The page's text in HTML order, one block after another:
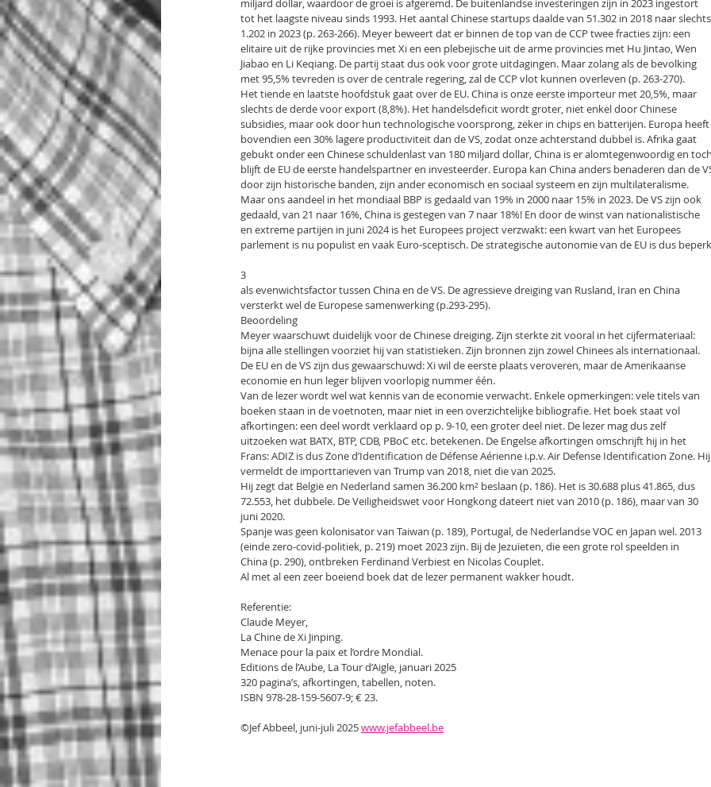
miljard dollar, waardoor de groei is afgeremd. De buitenlandse investeringen zijn in 2023 ingestort
tot het laagste niveau sinds 1993. Het aantal Chinese startups daalde van 51.302 in 2018 naar slechts
1.202 in 2023 (p. 263-266). Meyer beweert dat er binnen de top van de CCP twee fracties zijn: een
elitaire uit de rijke provincies met Xi en een plebejische uit de arme provincies met Hu Jintao, Wen
Jiabao en Li Keqiang. De partij staat dus ook voor grote uitdagingen. Maar zolang als de bevolking
met 95,5% tevreden is over de centrale regering, zal de CCP vlot kunnen overleven (p. 263-270).
Het tiende en laatste hoofdstuk gaat over de EU. China is onze eerste importeur met 20,5%, maar
slechts de derde voor export (8,8%). Het handelsdeficit wordt groter, niet enkel door Chinese
subsidies, maar ook door hun technologische voorsprong, zeker in chips en batterijen. Europa heeft
bovendien een 30% lagere productiviteit dan de VS, zodat onze achterstand dubbel is. Afrika gaat
gebukt onder een Chinese schuldenlast van 180 miljard dollar, China is er alomtegenwoordig en
blijft de EU de eerste handelspartner en investeerder. Europa kan China anders benaderen dan de
door zijn historische banden, zijn ander economisch en sociaal systeem en zijn multilateralisme.
Maar ons aandeel in het mondiaal BBP is gedaald van 19% in 2000 naar 15% in 2023. De VS zijn ook
gedaald, van 21 naar 16%, China is gestegen van 7 naar 18%! En door de winst van nationalistische
en extreme partijen in juni 2024 is het Europees project verzwakt: een kwart van het Europees
parlement is nu populist en vaak Euro-sceptisch. De strategische autonomie van de EU is dus
3
als evenwichtsfactor tussen China en de VS. De agressieve dreiging van Rusland, Iran en China
versterkt wel de Europese samenwerking (p.293-295).
Beoordeling
Meyer waarschuwt duidelijk voor de Chinese dreiging. Zijn sterkte zit vooral in het cijfermateriaal:
bijna alle stellingen voorziet hij van statistieken. Zijn bronnen zijn zowel Chinees als internationaal.
De EU en de VS zijn dus gewaarschuwd: Xi wil de eerste plaats veroveren, maar de Amerikaanse
economie en hun leger blijven voorlopig nummer één.
Van de lezer wordt wel wat kennis van de economie verwacht. Enkele opmerkingen: vele titels van
boeken staan in de voetnoten, maar niet in een overzichtelijke bibliografie. Het boek staat vol
afkortingen: een deel wordt verklaard op p. 9-10, een groter deel niet. De lezer mag dus zelf
uitzoeken wat BATX, BTP, CDB, PBoC etc. betekenen. De Engelse afkortingen omschrijft hij in het
Frans: ADIZ is dus Zone d’Identification de Défense Aérienne i.p.v. Air Defense Identification Zone. Hij
vermeldt de importtarieven van Trump van 2018, niet die van 2025.
Hij zegt dat België en Nederland samen 36.200 km² beslaan (p. 186). Het is 30.688 plus 41.865, dus
72.553, het dubbele. De Veiligheidswet voor Hongkong dateert niet van 2010 (p. 186), maar van 30
juni 2020.
Spanje was geen kolonisator van Taiwan (p. 189), Portugal, de Nederlandse VOC en Japan wel. 2013
(einde zero-covid-politiek, p. 219) moet 2023 zijn. Bij de Jezuïeten, die een grote rol speelden in
China (p. 290), ontbreken Ferdinand Verbiest en Nicolas Couplet.
Al met al een zeer boeiend boek dat de lezer permanent wakker houdt.
Referentie:
Claude Meyer,
La Chine de Xi Jinping.
Menace pour la paix et l’ordre Mondial.
Editions de l’Aube, La Tour d’Aigle, januari 2025
320 pagina’s, afkortingen, tabellen, noten.
ISBN 978-28-159-5607-9; € 23.
©Jef Abbeel, juni-juli 2025 www.jefabbeel.be